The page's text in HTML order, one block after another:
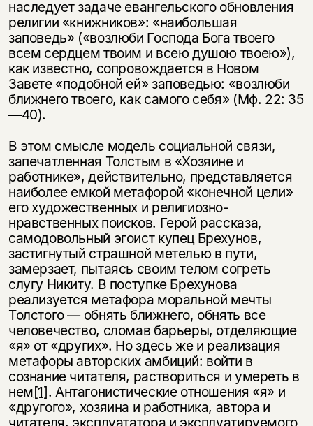
наследует задаче евангельского обновления
религии «книжников»: «наибольшая
заповедь» («возлюби Господа Бога твоего
всем сердцем твоим и всею душою твоею»),
как известно, сопровождается в Новом
Завете «подобной ей» заповедью: «возлюби
ближнего твоего, как самого себя» (Мф. 22: 35
—40).
В этом смысле модель социальной связи,
запечатленная Толстым в «Хозяине и
работнике», действительно, представляется
наиболее емкой метафорой «конечной цели»
его художественных и религиозно-
нравственных поисков. Герой рассказа,
самодовольный эгоист купец Брехунов,
застигнутый страшной метелью в пути,
замерзает, пытаясь своим телом согреть
слугу Никиту. В поступке Брехунова
реализуется метафора моральной мечты
Толстого — обнять ближнего, обнять все
человечество, сломав барьеры, отделяющие
«я» от «других». Но здесь же и реализация
метафоры авторских амбиций: войти в
сознание читателя, раствориться и умереть в
нем[1]. Антагонистические отношения «я» и
«другого», хозяина и работника, автора и